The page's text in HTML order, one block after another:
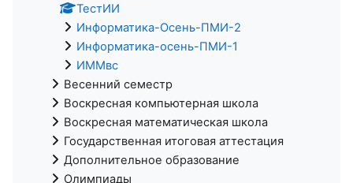
ТестИИ
Информатика-Осень-ПМИ-2
Информатика-осень-ПМИ-1
ИММвс
Весенний семестр
Воскресная компьютерная школа
Воскресная математическая школа
Государственная итоговая аттестация
Дополнительное образование
Олимпиады